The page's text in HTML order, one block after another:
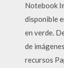
Notebook
disponible
en verde.
de
recursos